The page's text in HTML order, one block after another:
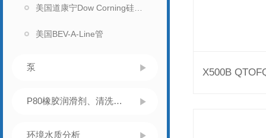
美国BEV-A-Line管
泵
P80橡胶润滑剂、清洗灭菌
环境水质分析